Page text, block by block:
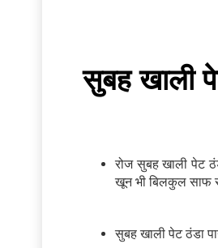
सुबह खाली
रोज सुबह खाली पेट
खून भी बिलकुल साफ
सुबह खाली पेट ठंडा